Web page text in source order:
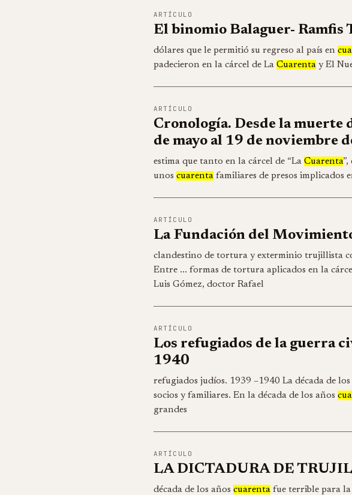
ARTÍCULO
El binomio Balaguer-
dólares que le permitió su regreso al país en
padecieron en la cárcel de La Cuarenta y El
ARTÍCULO
Cronología. Desde la muerte
de mayo al 19 de noviembre
estima que tanto en la cárcel de “La Cuarenta”,
unos cuarenta familiares de presos implicados
ARTÍCULO
La Fundación del
clandestino de tortura y exterminio trujillista
Entre ... formas de tortura aplicados en la
Luis Gómez, doctor Rafael
ARTÍCULO
Los refugiados de la guerra
1940
refugiados judíos. 1939 –1940 La década de los
socios y familiares. En la década de los años
grandes
ARTÍCULO
LA DICTADURA DE
década de los años cuarenta fue terrible para